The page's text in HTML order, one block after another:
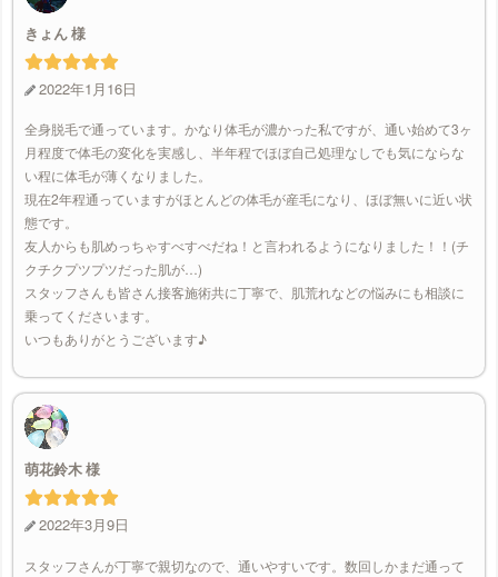
きょん
2022年1月16日
全身脱毛で通っています。かなり体毛が濃かった私ですが、通い始めて3ヶ
月程度で体毛の変化を実感し、半年程でほぼ自己処理なしでも気にならな
い程に体毛が薄くなりました。
現在2年程通っていますがほとんどの体毛が産毛になり、ほぼ無いに近い状
態です。
友人からも肌めっちゃすべすべだね！と言われるようになりました！！(チ
クチクプツプツだった肌が…)
スタッフさんも皆さん接客施術共に丁寧で、肌荒れなどの悩みにも相談に
乗ってくださいます。
いつもありがとうございます♪
萌花鈴木
2022年3月9日
スタッフさんが丁寧で親切なので、通いやすいです。数回しかまだ通って